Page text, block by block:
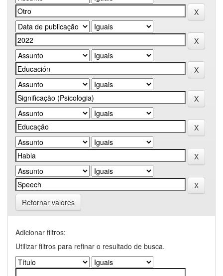
Retornar valores
Adicionar filtros:
Utilizar filtros para refinar o resultado de busca.